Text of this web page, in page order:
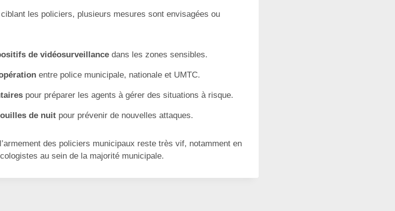
les policiers, plusieurs mesures sont envisagées ou
de vidéosurveillance dans les zones sensibles.
entre police municipale, nationale et UMTC.
pour préparer les agents à gérer des situations à risque.
de nuit pour prévenir de nouvelles attaques.
des policiers municipaux reste très vif, notamment en
au sein de la majorité municipale.